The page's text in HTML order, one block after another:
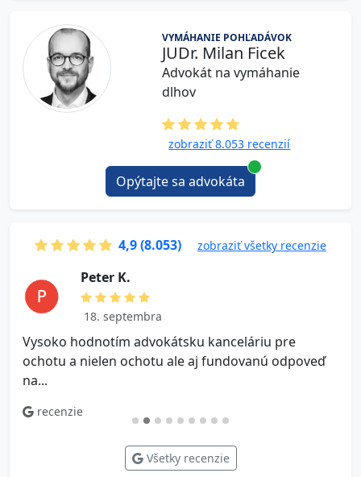
VYMÁHANIE POHĽADÁVOK
JUDr. Milan Ficek
Advokát na vymáhanie
dlhov
zobraziť 8.053 recenzií
Opýtajte sa advokáta
4,9 (8.053) zobraziť všetky recenzie
P e t e r K.
18. septembra
Vysoko hodnotím advokátsku kanceláriu pre
ochotu a nielen ochotu ale aj fundovanú odpoveď
na...
recenzie
Všetky recenzie